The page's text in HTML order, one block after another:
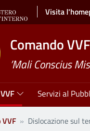
Visita
Comando
’Mali Conscius
principale
Servizi al
VVF Dislocazione sul